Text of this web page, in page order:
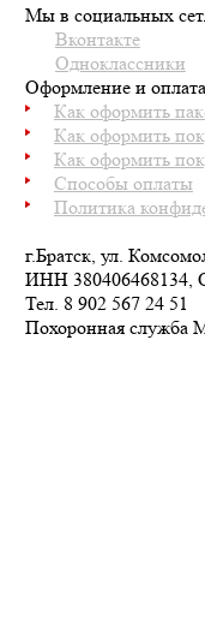
Мы в социальных
Вконтакте
Одноклассники
Оформление и оплата
Как оформить
Как оформить
Как оформить
Способы оплаты
Политика
г.Братск, ул.
ИНН 380406468134,
Тел. 8 902 567 24 51
Похоронная служба